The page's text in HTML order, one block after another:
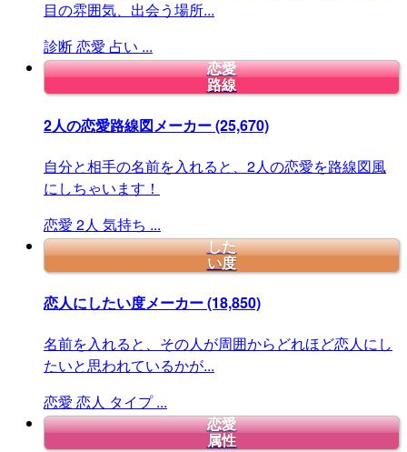
目の雰囲気、出会う場所...
診断恋愛 占い ...
恋愛
路線
2人の恋愛路線図メーカー(25,670)
自分と相手の名前を入れると、2人の恋愛を路線図風
にしちゃいます！
恋愛 2人 気持ち ...
した
い度
恋人にしたい度メーカー(18,850)
名前を入れると、その人が周囲からどれほど恋人にし
たいと思われているかが...
恋愛 恋人 タイプ ...
恋愛
属性